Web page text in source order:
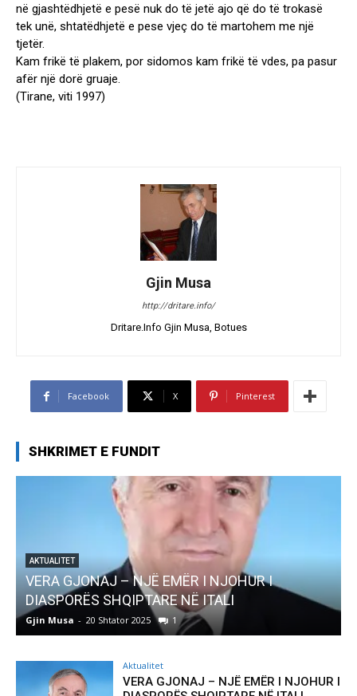
në gjashtëdhjetë e pesë nuk do të jetë ajo që do të trokasë
tek unë, shtatëdhjetë e pese vjeç do të martohem me një
tjetër.
Kam frikë të plakem, por sidomos kam frikë të vdes, pa pasur
afër një dorë gruaje.
(Tirane, viti 1997)
Gjin Musa
http://dritare.info/
Dritare.Info Gjin Musa, Botues
Facebook X Pinterest
SHKRIMET E FUNDIT
AKTUALITET
VERA GJONAJ – NJË EMËR I NJOHUR I
DIASPORËS SHQIPTARE NË ITALI
Gjin Musa - 20 Shtator 2025 1
Aktualitet
VERA GJONAJ – NJË EMËR I NJOHUR I